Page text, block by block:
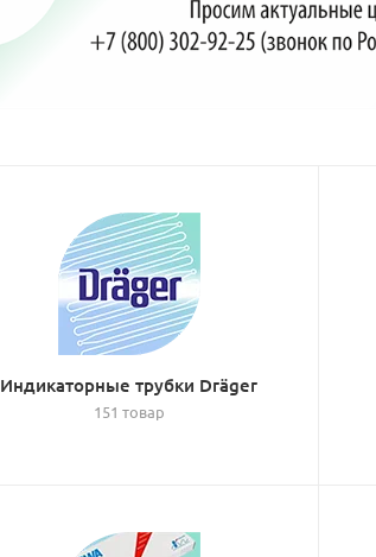
Индикаторные трубки Dräger
151 товар